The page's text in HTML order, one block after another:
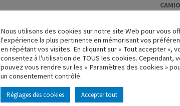
Réf. :
Nous utilisons des cookies sur notre site Web pour vous
l'expérience la plus pertinente en mémorisant vos
en répétant vos visites. En cliquant sur « Tout accepter »,
consentez à l'utilisation de TOUS les cookies. Cependant,
pouvez vous rendre sur les « Paramètres des cookies »
un consentement contrôlé.
Réglages des cookies Accepter tout